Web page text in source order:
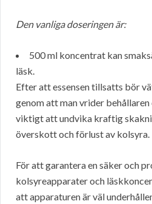
Den vanliga doseringen är:
500 ml koncentrat kan
läsk.
Efter att essensen tillsatts bör
genom att man vrider
viktigt att undvika kraftig
överskott och förlust av kolsyra.
För att garantera en säker och
kolsyreapparater och
att apparaturen är väl